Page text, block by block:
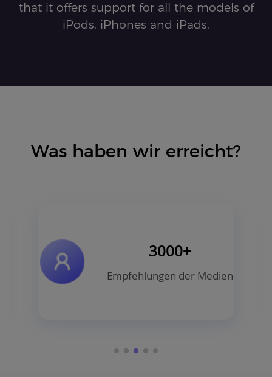
that it offers support for all the models of
iPods, iPhones and iPads.
Was haben wir erreicht?
3000+
Empfehlungen der Medien